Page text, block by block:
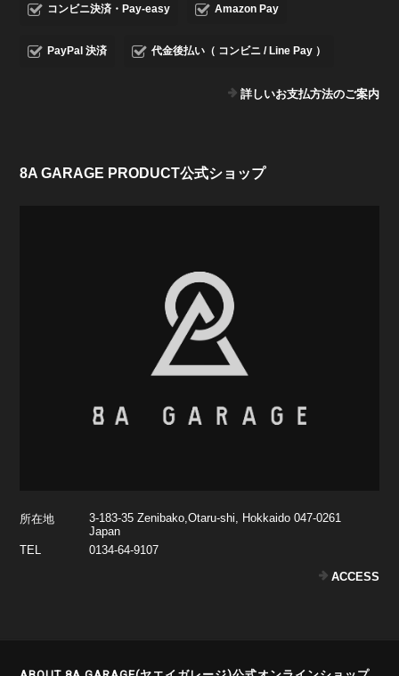
コンビニ決済・Pay-easy Amazon Pay
PayPal 決済 代金後払い（ コンビニ / Line Pay ）
詳しいお支払方法のご案内
8A GARAGE PRODUCT公式ショップ
所在地
3-183-35 Zenibako,Otaru-shi, Hokkaido 047-0261
Japan
TEL
0134-64-9107
ACCESS